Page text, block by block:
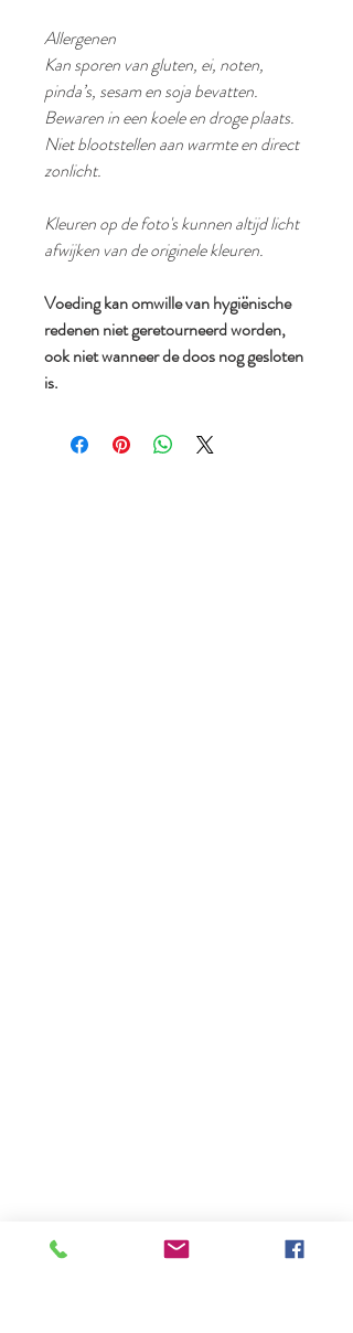
Allergenen
Kan sporen van gluten, ei, noten,
pinda’s, sesam en soja bevatten.
Bewaren in een koele en droge plaats.
Niet blootstellen aan warmte en direct
zonlicht.
Kleuren op de foto's kunnen altijd licht
afwijken van de originele kleuren.
Voeding kan omwille van hygiënische
redenen niet geretourneerd worden,
ook niet wanneer de doos nog gesloten
is.